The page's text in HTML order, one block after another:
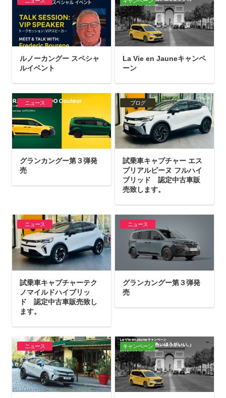
ルノーカングー スペシャ
ルイベント
La Vie en Jauneキャンペ
ーン
ニュース
グランカングー第３弾発
売
ブログ
試乗車キャプチャー エス
プリアルピーヌ フルハイ
ブリッド 認定中古車販
売致します。
ニュース
試乗車キャプチャーテク
ノマイルドハイブリッ
ド 認定中古車販売致し
ます。
ニュース
グランカングー第３弾発
売
ニュース キャンペーン